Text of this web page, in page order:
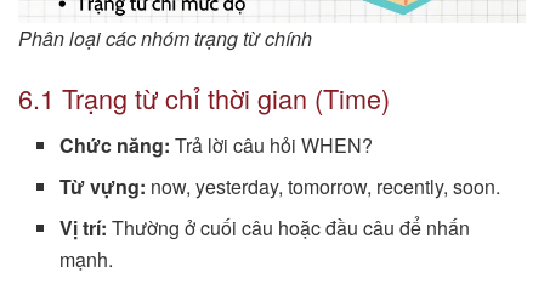
Phân loại các nhóm trạng từ chính
6.1 Trạng từ chỉ thời gian (Time)
Chức năng: Trả lời câu hỏi WHEN?
Từ vựng: now, yesterday, tomorrow, recently, soon.
Vị trí: Thường ở cuối câu hoặc đầu câu để nhấn
mạnh.